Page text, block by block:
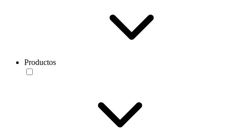
Productos